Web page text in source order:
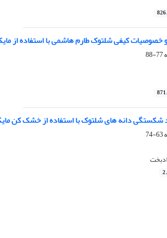
کیفی شلتوک طارم هاشمی با استفاده از
77-88
دانه های شلتوک با استفاده از خشک کن
63-74